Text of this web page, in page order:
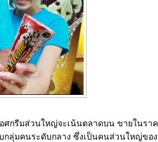
กรีมส่วนใหญ่จะเน้นตลาดบน ขายในรา
ลุ่มคนระดับกลาง ซึ่งเป็นคนส่วนใหญ่ของ